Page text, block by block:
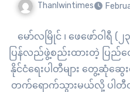
Thanlwintimes
မော်လမြိုင် ၊ ဖေဖော်ဝါရီ
ပြန်လည်ဖွဲ့စည်းထားတဲ့ ပြည်
နိုင်ငံရေးပါတီများ တွေ့ဆုံဆွ
တက်ရောက်သွားမယ်လို့ ပါတီ